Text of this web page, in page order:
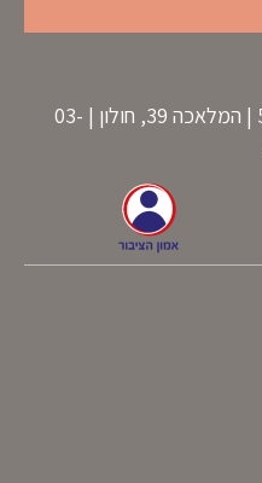
מיי טריפ בע"מ | ח.פ 515315067 | המלאכה 39, חולון | 03-